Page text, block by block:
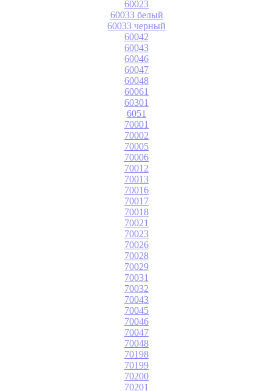
60023
60033 белый
60033 черный
60042
60043
60046
60047
60048
60061
60301
6051
70001
70002
70005
70006
70012
70013
70016
70017
70018
70021
70023
70026
70028
70029
70031
70032
70043
70045
70046
70047
70048
70198
70199
70200
70201